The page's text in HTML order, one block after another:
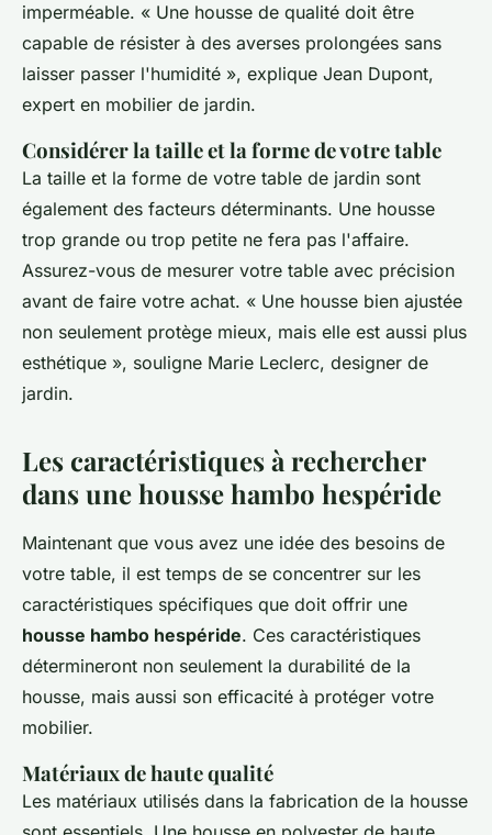
imperméable. « Une housse de qualité doit être
capable de résister à des averses prolongées sans
laisser passer l'humidité », explique Jean Dupont,
expert en mobilier de jardin.
Considérer la taille et la forme de votre table
La taille et la forme de votre table de jardin sont
également des facteurs déterminants. Une housse
trop grande ou trop petite ne fera pas l'affaire.
Assurez-vous de mesurer votre table avec précision
avant de faire votre achat. « Une housse bien ajustée
non seulement protège mieux, mais elle est aussi plus
esthétique », souligne Marie Leclerc, designer de
jardin.
Les caractéristiques à rechercher
dans une housse hambo hespéride
Maintenant que vous avez une idée des besoins de
votre table, il est temps de se concentrer sur les
caractéristiques spécifiques que doit offrir une
housse hambo hespéride. Ces caractéristiques
détermineront non seulement la durabilité de la
housse, mais aussi son efficacité à protéger votre
mobilier.
Matériaux de haute qualité
Les matériaux utilisés dans la fabrication de la housse